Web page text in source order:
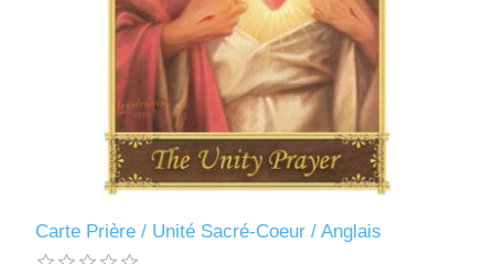
Carte Prière / Unité Sacré-Coeur / Anglais